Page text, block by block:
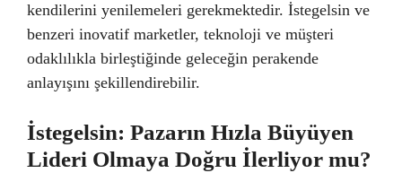
kendilerini yenilemeleri gerekmektedir. İstegelsin ve
benzeri inovatif marketler, teknoloji ve müşteri
odaklılıkla birleştiğinde geleceğin perakende
anlayışını şekillendirebilir.
İstegelsin: Pazarın Hızla Büyüyen
Lideri Olmaya Doğru İlerliyor mu?